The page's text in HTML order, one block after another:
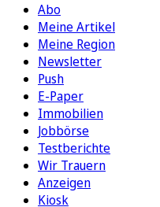
Abo
Meine Artikel
Meine Region
Newsletter
Push
E-Paper
Immobilien
Jobbörse
Testberichte
Wir Trauern
Anzeigen
Kiosk